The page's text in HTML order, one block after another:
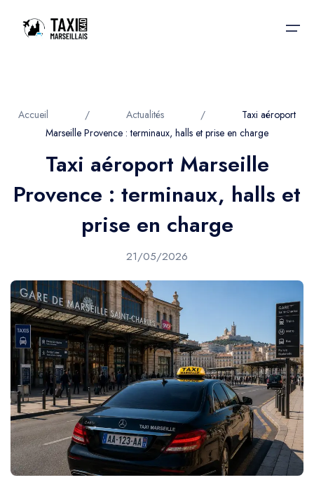
Nos services
Nos services
Taxis Aéroport
Trajet Gare SNCF
Trajet Port croisière
Trajet Santé
Trajet Longue Distance
Taxis aéroport
Réservation
Actualités & évènements
Contactez-nous
Accueil / Actualités /
Taxi aéroport
Marseille Provence : terminaux, halls et prise en charge
Taxi aéroport Marseille
Provence : terminaux, halls et
prise en charge
21/05/2026